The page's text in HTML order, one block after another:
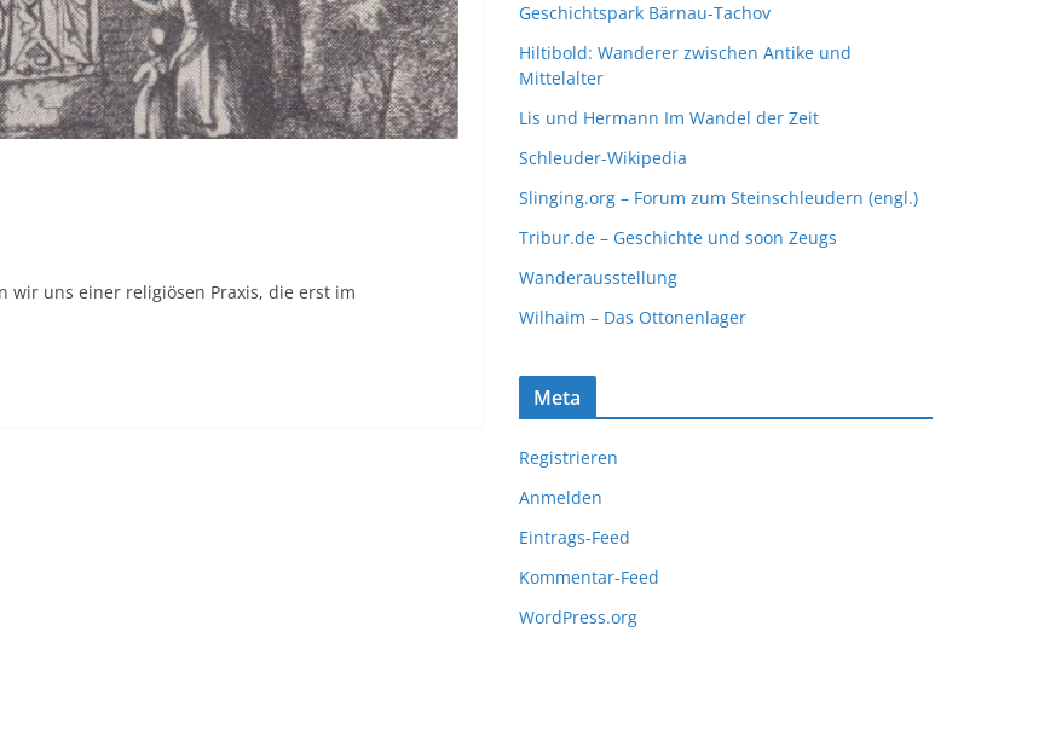
wir uns einer religiösen Praxis, die erst im
Geschichtspark Bärnau-Tachov
Hiltibold: Wanderer zwischen Antike und
Mittelalter
Lis und Hermann Im Wandel der Zeit
Schleuder-Wikipedia
Slinging.org – Forum zum Steinschleudern (engl.)
Tribur.de – Geschichte und soon Zeugs
Wanderausstellung
Wilhaim – Das Ottonenlager
Meta
Registrieren
Anmelden
Eintrags-Feed
Kommentar-Feed
WordPress.org